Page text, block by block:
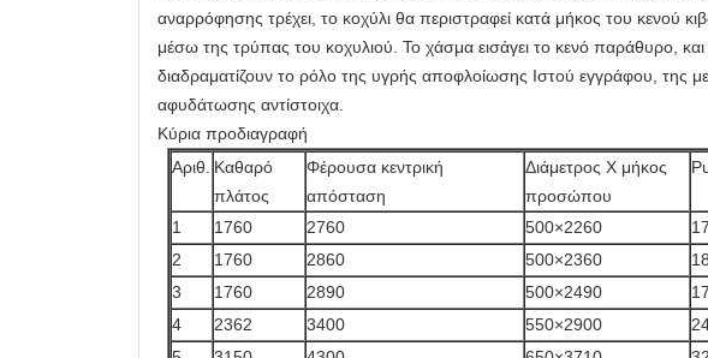
αναρρόφησης τρέχει, το κοχύλι θα περιστραφεί κατά μήκος του κενού
μέσω της τρύπας του κοχυλιού. Το χάσμα εισάγει το κενό παράθυρο, και
διαδραματίζουν το ρόλο της υγρής αποφλοίωσης Ιστού εγγράφου, της
αφυδάτωσης αντίστοιχα.
Κύρια προδιαγραφή
Αριθ. Καθαρό
πλάτος
Φέρουσα κεντρική
απόσταση
Διάμετρος Χ μήκος
προσώπου
1 1760 2760 500×2260
2
1760 2860 500×2360
3
1760 2890 500×2490
4
2362 3400 550×2900